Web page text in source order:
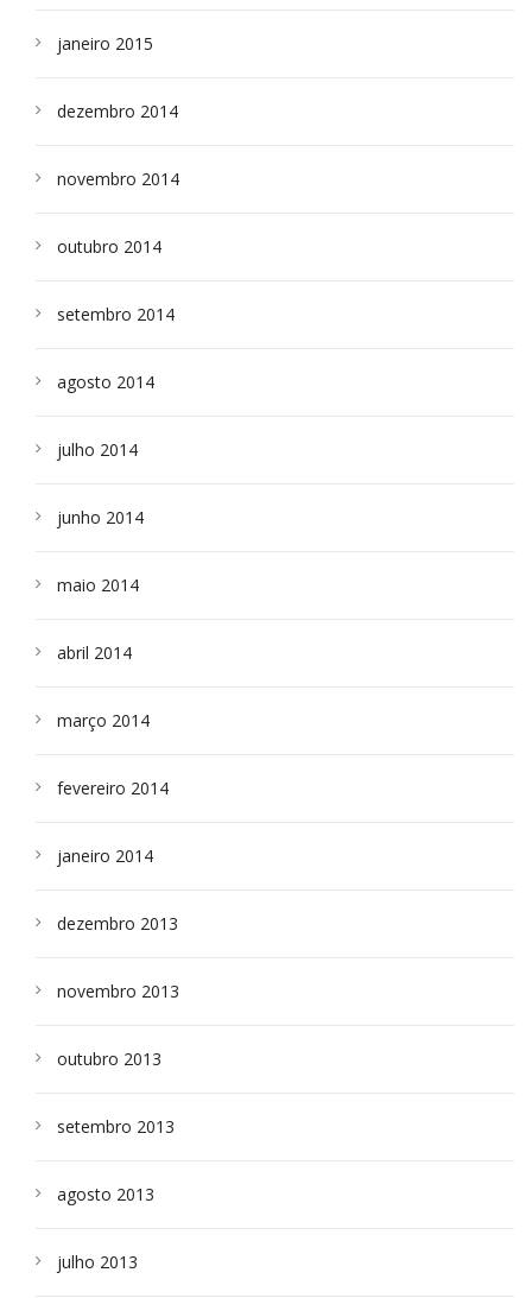
janeiro 2015
dezembro 2014
novembro 2014
outubro 2014
setembro 2014
agosto 2014
julho 2014
junho 2014
maio 2014
abril 2014
março 2014
fevereiro 2014
janeiro 2014
dezembro 2013
novembro 2013
outubro 2013
setembro 2013
agosto 2013
julho 2013